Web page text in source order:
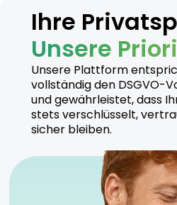
Ihre
Unsere
Unsere Plattform
vollständig den DSGVO-
und gewährleistet, dass
stets verschlüsselt,
sicher bleiben.